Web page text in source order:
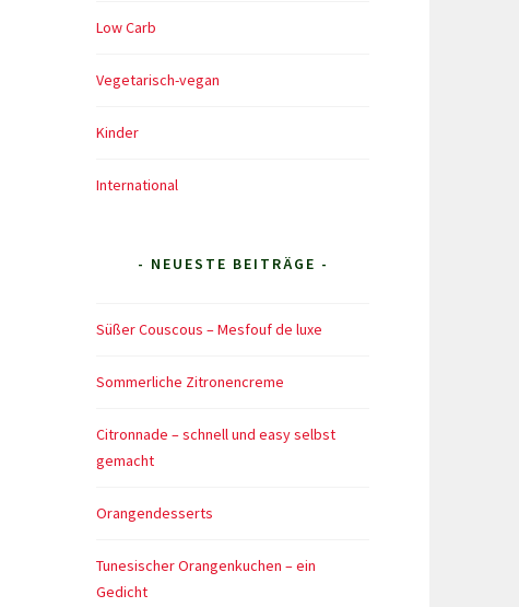
Low Carb
Vegetarisch-vegan
Kinder
International
- NEUESTE BEITRÄGE -
Süßer Couscous – Mesfouf de luxe
Sommerliche Zitronencreme
Citronnade – schnell und easy selbst
gemacht
Orangendesserts
Tunesischer Orangenkuchen – ein
Gedicht